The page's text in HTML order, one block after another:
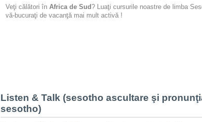
Veţi călători în Africa de Sud? Luaţi cursurile noastre de limba
vă-bucuraţi de vacanţă mai mult activă !
Listen & Talk (sesotho ascultare şi
sesotho)